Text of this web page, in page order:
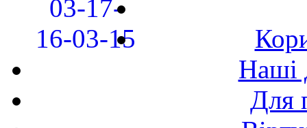
Наші
Для